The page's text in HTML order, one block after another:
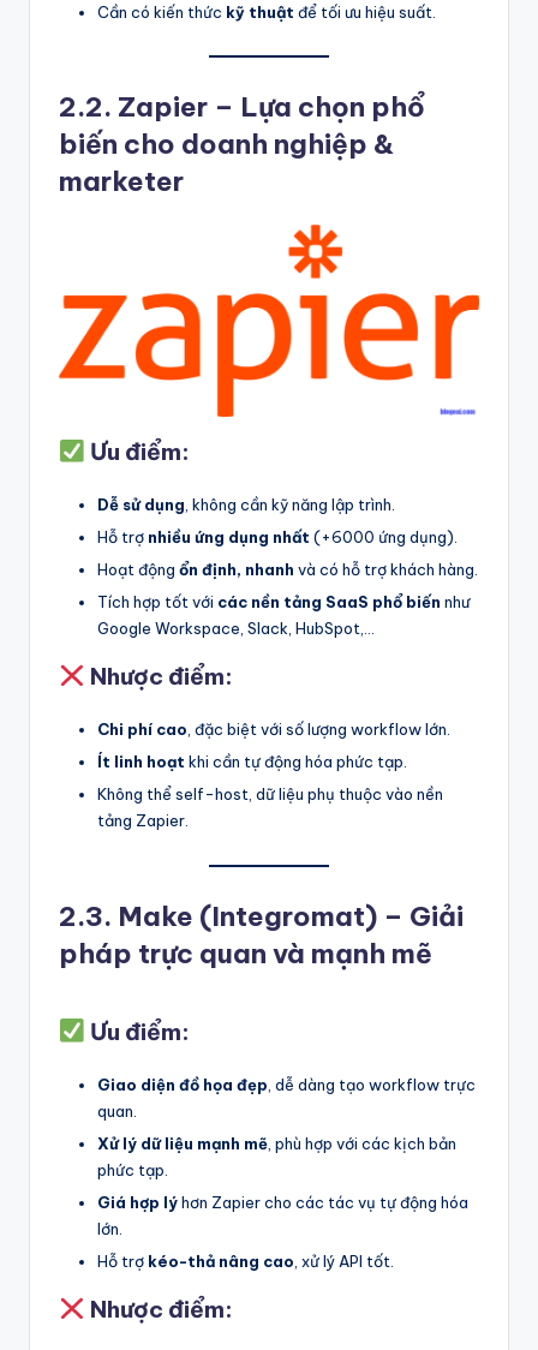
Cần có kiến thức kỹ thuật để tối ưu hiệu suất.
2.2. Zapier – Lựa chọn phổ
biến cho doanh nghiệp &
marketer
Ưu điểm:
Dễ sử dụng , không cần kỹ năng lập trình.
Hỗ trợ nhiều ứng dụng nhất (+6000 ứng dụng).
Hoạt động ổn định, nhanh và có hỗ trợ khách hàng.
Tích hợp tốt với các nền tảng SaaS phổ biến như
Google Workspace, Slack, HubSpot,…
Nhược điểm:
Chi phí cao, đặc biệt với số lượng workflow lớn.
Ít linh hoạt khi cần tự động hóa phức tạp.
Không thể self-host, dữ liệu phụ thuộc vào nền
tảng Zapier.
2.3. Make (Integromat) – Giải
pháp trực quan và mạnh mẽ
Ưu điểm:
Giao diện đồ họa đẹp , dễ dàng tạo workflow trực
quan.
Xử lý dữ liệu mạnh mẽ , phù hợp với các kịch bản
phức tạp.
Giá hợp lýhơn Zapier cho các tác vụ tự động hóa
lớn.
Hỗ trợ kéo-thả nâng cao , xử lý API tốt.
Nhược điểm: